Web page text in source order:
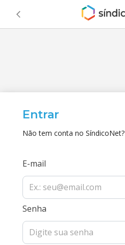
Entrar
Não tem conta no SíndicoNet?
E-mail
Senha